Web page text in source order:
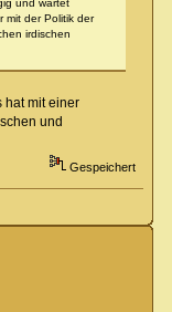
und wartet
mit der Politik der
irdischen
hat mit einer
und
Gespeichert